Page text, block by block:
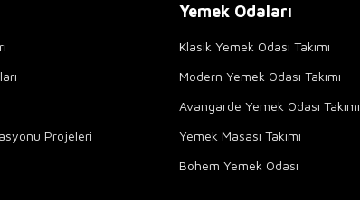
Projeleri
Yemek Odaları
Klasik Yemek Odası Takımı
Modern Yemek Odası Takımı
Avangarde Yemek Odası Takımı
Yemek Masası Takımı
Bohem Yemek Odası